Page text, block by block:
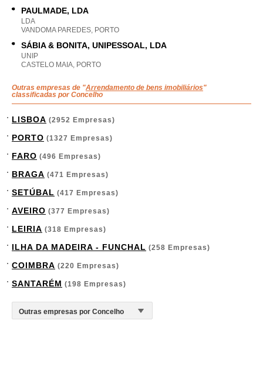
PAULMADE, LDA
LDA
VANDOMA PAREDES, PORTO
SÁBIA & BONITA, UNIPESSOAL, LDA
UNIP
CASTELO MAIA, PORTO
Outras empresas de "Arrendamento de bens imobiliários"
classificadas por Concelho
LISBOA (2952 Empresas)
PORTO (1327 Empresas)
FARO (496 Empresas)
BRAGA (471 Empresas)
SETÚBAL (417 Empresas)
AVEIRO (377 Empresas)
LEIRIA (318 Empresas)
ILHA DA MADEIRA - FUNCHAL (258 Empresas)
COIMBRA (220 Empresas)
SANTARÉM (198 Empresas)